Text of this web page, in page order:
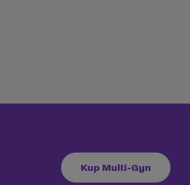
Kup Multi-Gyn